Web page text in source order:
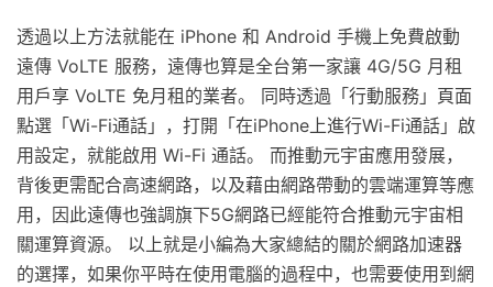
透過以上方法就能在 iPhone 和 Android 手機上免費啟動
遠傳 VoLTE 服務，遠傳也算是全台第一家讓 4G/5G 月租
用戶享 VoLTE 免月租的業者。 同時透過「行動服務」頁面
點選「Wi-Fi通話」，打開「在iPhone上進行Wi-Fi通話」啟
用設定，就能啟用 Wi-Fi 通話。 而推動元宇宙應用發展，
背後更需配合高速網路，以及藉由網路帶動的雲端運算等應
用，因此遠傳也強調旗下5G網路已經能符合推動元宇宙相
關運算資源。 以上就是小編為大家總結的關於網路加速器
的選擇，如果你平時在使用電腦的過程中，也需要使用到網